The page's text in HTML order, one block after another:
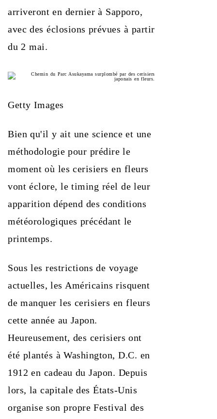
arriveront en dernier à Sapporo,
avec des éclosions prévues à partir
du 2 mai.
Getty Images
Bien qu'il y ait une science et une
méthodologie pour prédire le
moment où les cerisiers en fleurs
vont éclore, le timing réel de leur
apparition dépend des conditions
météorologiques précédant le
printemps.
Sous les restrictions de voyage
actuelles, les Américains risquent
de manquer les cerisiers en fleurs
cette année au Japon.
Heureusement, des cerisiers ont
été plantés à Washington, D.C. en
1912 en cadeau du Japon. Depuis
lors, la capitale des États-Unis
organise son propre Festival des